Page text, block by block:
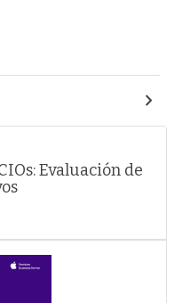
Evaluación de